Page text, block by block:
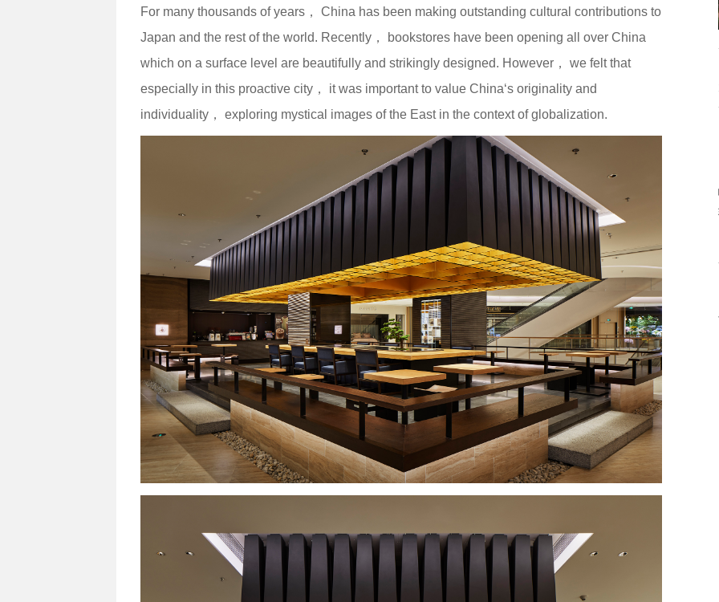
For many thousands of years， China has been making outstanding cultural contributions to
Japan and the rest of the world. Recently， bookstores have been opening all over China
which on a surface level are beautifully and strikingly designed. However， we felt that
especially in this proactive city， it was important to value China‘s originality and
individuality， exploring mystical images of the East in the context of globalization.